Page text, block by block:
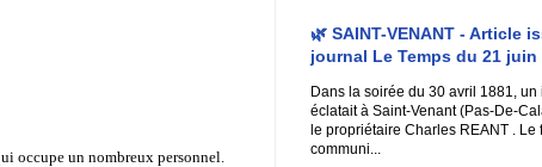
occupe un nombreux personnel.
🌿 SAINT-VENANT - Article
journal Le Temps du 21 juin
Dans la soirée du 30 avril 1881,
éclatait à Saint-Venant (Pas-De-
le propriétaire Charles REANT . Le
communi...